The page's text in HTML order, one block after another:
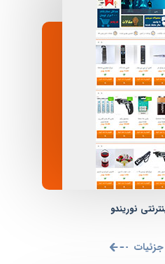
نوریندو